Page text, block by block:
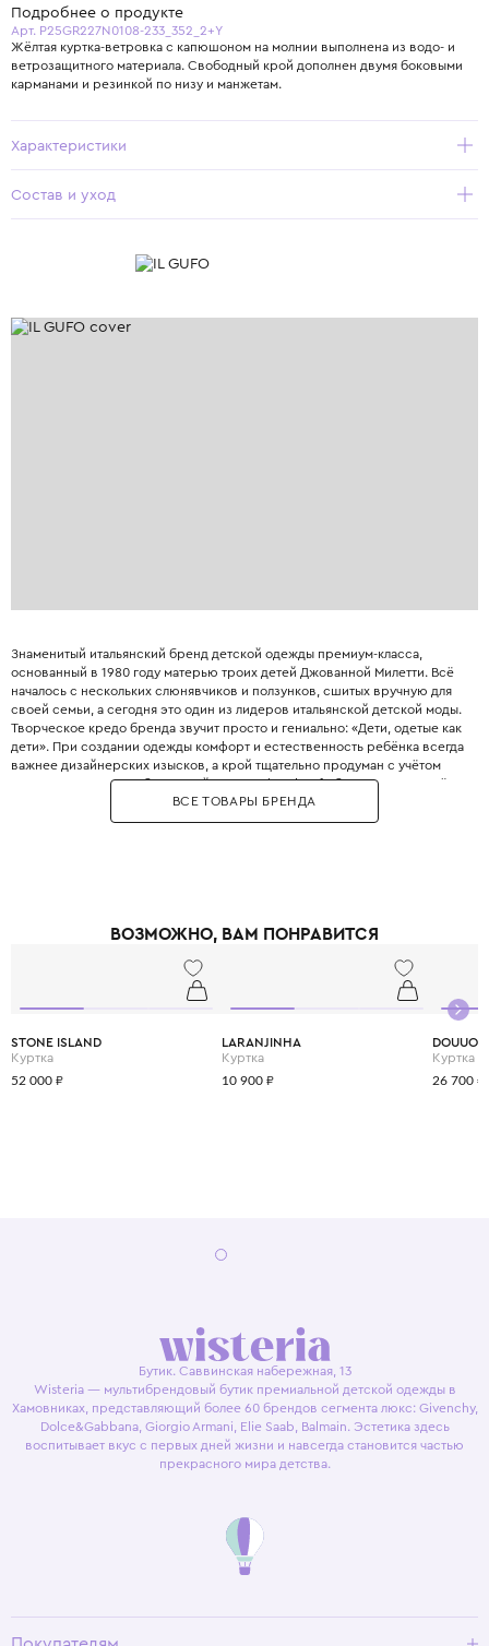
Подробнее о продукте
Арт. P25GR227N0108-233_352_2+Y
Жёлтая куртка-ветровка с капюшоном на молнии выполнена из водо- и
ветрозащитного материала. Свободный крой дополнен двумя боковыми
карманами и резинкой по низу и манжетам.
Характеристики
Состав и уход
Знаменитый итальянский бренд детской одежды премиум-класса,
основанный в 1980 году матерью троих детей Джованной Милетти. Всё
началось с нескольких слюнявчиков и ползунков, сшитых вручную для
своей семьи, а сегодня это один из лидеров итальянской детской моды.
Творческое кредо бренда звучит просто и гениально: «Дети, одетые как
дети». При создании одежды комфорт и естественность ребёнка всегда
важнее дизайнерских изысков, а крой тщательно продуман с учётом
всех возрастных особенностей. Философия Il Gufo базируется на трёх
китах: качество материалов, продуманность деталей и эксклюзивность,
что сделало бренд эталоном качества. Для пошива одежды
которые ценят настоящее итальянское качество и хотят,, чтобы ребёнок
ВСЕ ТОВАРЫ БРЕНДА
ВОЗМОЖНО, ВАМ ПОНРАВИТСЯ
STONE ISLAND
Куртка
52 000 ₽
LARANJINHA
Куртка
10 900 ₽
DOUUOD
Куртка
26 700 ₽
Бутик. Саввинская набережная, 13
Wisteria — мультибрендовый бутик премиальной детской одежды в
Хамовниках, представляющий более 60 брендов сегмента люкс: Givenchy,
Dolce&Gabbana, Giorgio Armani, Elie Saab, Balmain. Эстетика здесь
воспитывает вкус с первых дней жизни и навсегда становится частью
прекрасного мира детства.